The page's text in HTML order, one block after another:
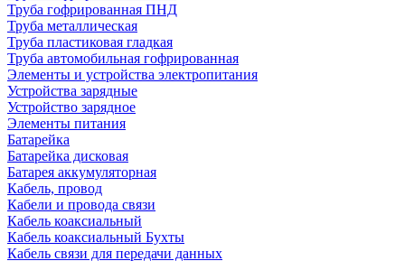
Труба гофрированная ПНД
Труба металлическая
Труба пластиковая гладкая
Труба автомобильная гофрированная
Элементы и устройства электропитания
Устройства зарядные
Устройство зарядное
Элементы питания
Батарейка
Батарейка дисковая
Батарея аккумуляторная
Кабель, провод
Кабели и провода связи
Кабель коаксиальный
Кабель коаксиальный Бухты
Кабель связи для передачи данных